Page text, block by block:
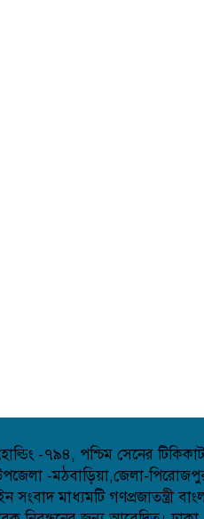
-৭৯৪, পশ্চিম সেনের
-মঠবাড়িয়া,জেলা-
মাধ্যমটি গণপ্রজাতন্ত্রী